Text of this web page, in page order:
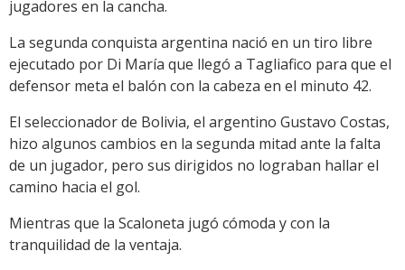
jugadores en la cancha.
La segunda conquista argentina nació en un tiro libre
ejecutado por Di María que llegó a Tagliafico para que el
defensor meta el balón con la cabeza en el minuto 42.
El seleccionador de Bolivia, el argentino Gustavo Costas,
hizo algunos cambios en la segunda mitad ante la falta
de un jugador, pero sus dirigidos no lograban hallar el
camino hacia el gol.
Mientras que la Scaloneta jugó cómoda y con la
tranquilidad de la ventaja.